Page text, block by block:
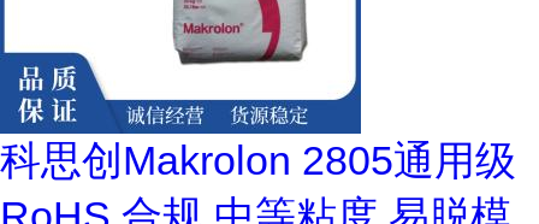
科思创Makrolon 2805通用级